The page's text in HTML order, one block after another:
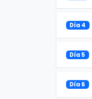
Día 4
Día 5
Día 6